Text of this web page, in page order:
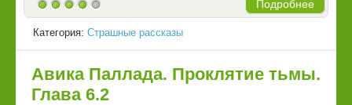
Подробнее
Категория: Страшные рассказы
Авика Паллада. Проклятие тьмы.
Глава 6.2